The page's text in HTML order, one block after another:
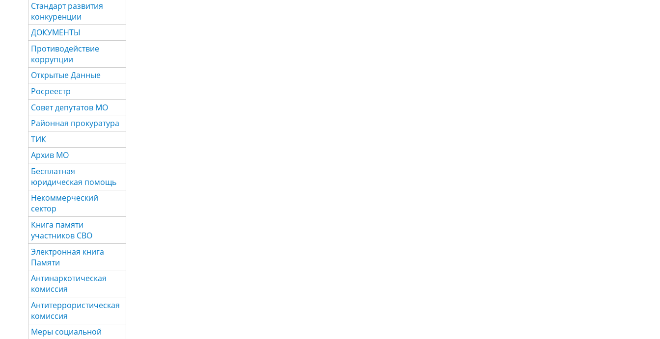
Стандарт развития
конкуренции
ДОКУМЕНТЫ
Противодействие
коррупции
Открытые Данные
Росреестр
Совет депутатов МО
Районная прокуратура
ТИК
Архив МО
Бесплатная
юридическая помощь
Некоммерческий
сектор
Книга памяти
участников СВО
Электронная книга
Памяти
Антинаркотическая
комиссия
Антитеррористическая
комиссия
Меры социальной